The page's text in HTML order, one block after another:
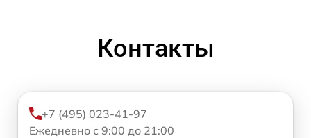
Контакты
+7 (495) 023-41-97
Ежедневно с 9:00 до 21:00